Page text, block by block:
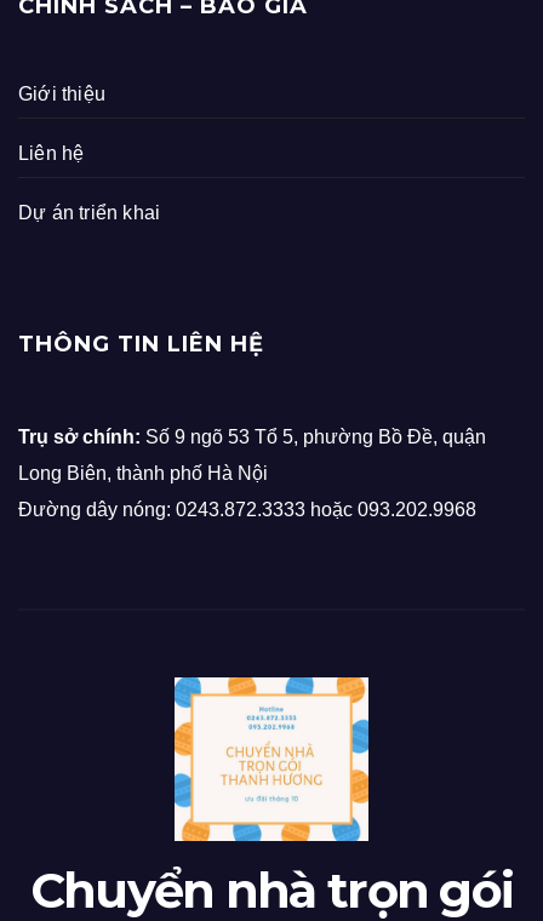
CHÍNH SÁCH – BÁO GIÁ
Giới thiệu
Liên hệ
Dự án triển khai
THÔNG TIN LIÊN HỆ
Trụ sở chính: Số 9 ngõ 53 Tổ 5, phường Bồ Đề, quận
Long Biên, thành phố Hà Nội
Đường dây nóng: 0243.872.3333 hoặc 093.202.9968
Chuyển nhà trọn gói